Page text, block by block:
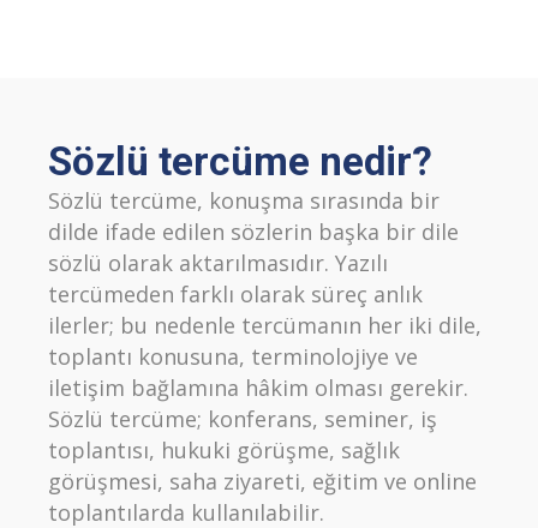
Sözlü tercüme nedir?
Sözlü tercüme, konuşma sırasında bir
dilde ifade edilen sözlerin başka bir dile
sözlü olarak aktarılmasıdır. Yazılı
tercümeden farklı olarak süreç anlık
ilerler; bu nedenle tercümanın her iki dile,
toplantı konusuna, terminolojiye ve
iletişim bağlamına hâkim olması gerekir.
Sözlü tercüme; konferans, seminer, iş
toplantısı, hukuki görüşme, sağlık
görüşmesi, saha ziyareti, eğitim ve online
toplantılarda kullanılabilir.